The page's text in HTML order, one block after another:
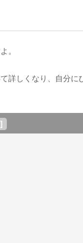
。
詳しくなり、自分に
]